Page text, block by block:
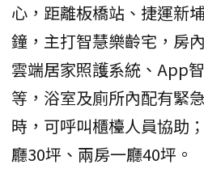
心，距離板橋站、捷運新
鐘，主打智慧樂齡宅，房
雲端居家照護系統、App
等，浴室及廁所內配有緊
時，可呼叫櫃檯人員協助
廳30坪、兩房一廳40坪。